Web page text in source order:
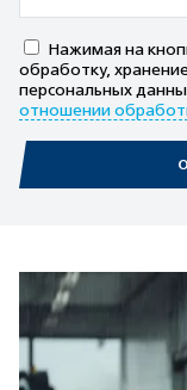
Нажимая на
обработку,
персональных
отношении